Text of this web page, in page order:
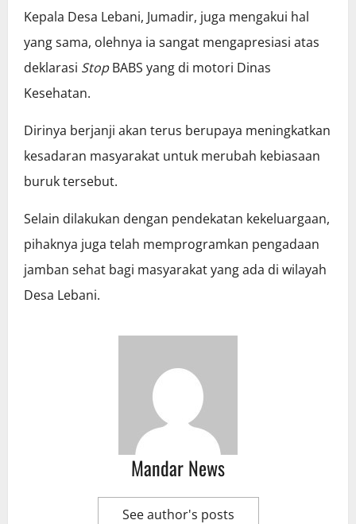
Kepala Desa Lebani, Jumadir, juga mengakui hal
yang sama, olehnya ia sangat mengapresiasi atas
deklarasi StopBABS yang di motori Dinas
Kesehatan.
Dirinya berjanji akan terus berupaya meningkatkan
kesadaran masyarakat untuk merubah kebiasaan
buruk tersebut.
Selain dilakukan dengan pendekatan kekeluargaan,
pihaknya juga telah memprogramkan pengadaan
jamban sehat bagi masyarakat yang ada di wilayah
Desa Lebani.
Mandar News
See author's posts